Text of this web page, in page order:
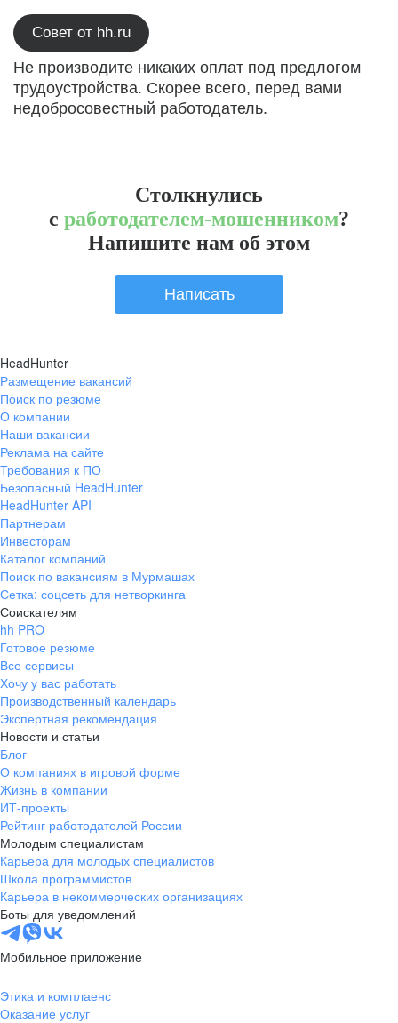
Совет от hh.ru
Не производите никаких оплат под предлогом
трудоустройства. Скорее всего, перед вами
недобросовестный работодатель.
Столкнулись
с работодателем-мошенником?
Напишите нам об этом
Написать
HeadHunter
Размещение вакансий
Поиск по резюме
О компании
Наши вакансии
Реклама на сайте
Требования к ПО
Безопасный HeadHunter
HeadHunter API
Партнерам
Инвесторам
Каталог компаний
Поиск по вакансиям в Мурмашах
Сетка: соцсеть для нетворкинга
Соискателям
hh PRO
Готовое резюме
Все сервисы
Хочу у вас работать
Производственный календарь
Экспертная рекомендация
Новости и статьи
Блог
О компаниях в игровой форме
Жизнь в компании
ИТ-проекты
Рейтинг работодателей России
Молодым специалистам
Карьера для молодых специалистов
Школа программистов
Карьера в некоммерческих организациях
Боты для уведомлений
Мобильное приложение
Этика и комплаенс
Оказание услуг